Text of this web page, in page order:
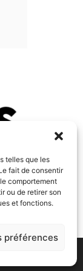
telles que les
fait de consentir
comportement
ou de retirer son
et fonctions.
préférences